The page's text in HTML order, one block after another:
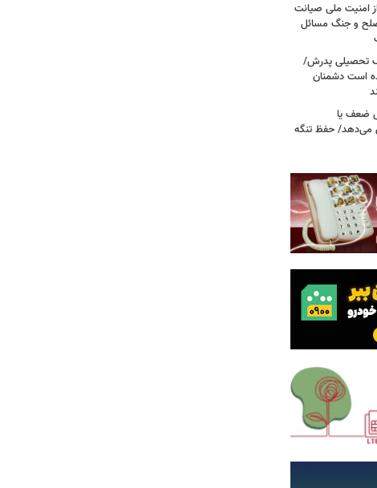
امنیت ملی صیانت
صلح و جنگ مسائل
تحصیلی پدرش/
است دشمنان
ضعف یا
می‌دهد/ حفظ تنگه